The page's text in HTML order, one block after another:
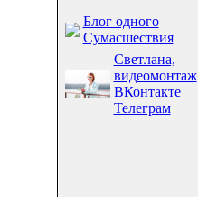
Блог одного
Сумасшествия
Светлана,
видеомонтаж
ВКонтакте
Телеграм